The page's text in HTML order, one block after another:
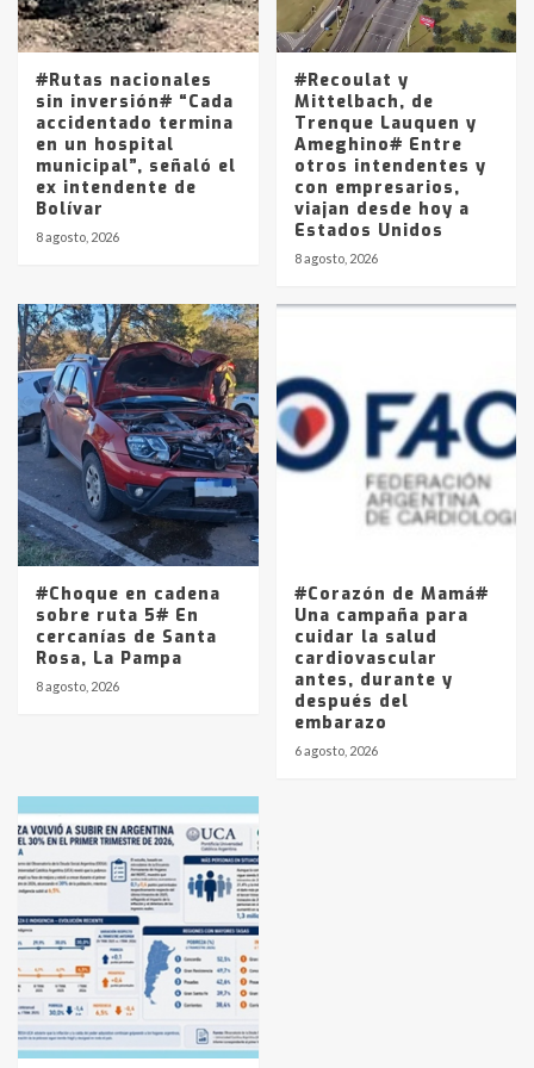
5
La Pampa, desde YPF hasta Axion
entre 857 a 1338 pesos
#Rutas nacionales
sin inversión# “Cada
accidentado termina
en un hospital
municipal”, señaló el
ex intendente de
Bolívar
8 agosto, 2026
#Recoulat y
Mittelbach, de
Trenque Lauquen y
Ameghino# Entre
otros intendentes y
con empresarios,
viajan desde hoy a
Estados Unidos
8 agosto, 2026
#Choque en cadena
sobre ruta 5# En
cercanías de Santa
Rosa, La Pampa
8 agosto, 2026
#Corazón de Mamá#
Una campaña para
cuidar la salud
cardiovascular
antes, durante y
después del
embarazo
6 agosto, 2026